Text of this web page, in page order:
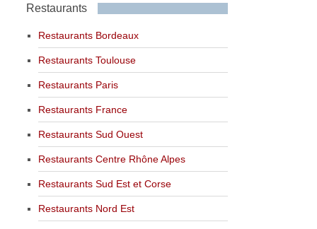
Restaurants
Restaurants Bordeaux
Restaurants Toulouse
Restaurants Paris
Restaurants France
Restaurants Sud Ouest
Restaurants Centre Rhône Alpes
Restaurants Sud Est et Corse
Restaurants Nord Est